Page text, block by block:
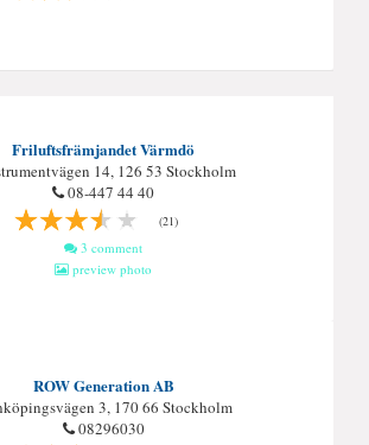
Friluftsfrämjandet Värmdö
14, 126 53 Stockholm
08-447 44 40
(21)
3 comment
preview photo
ROW Generation AB
3, 170 66 Stockholm
08296030